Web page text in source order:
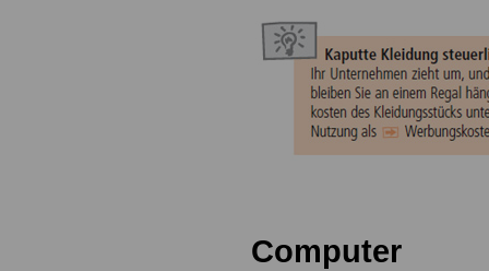
Computer